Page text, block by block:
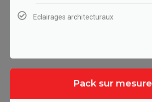
Eclairages architecturaux
Pack sur mesure